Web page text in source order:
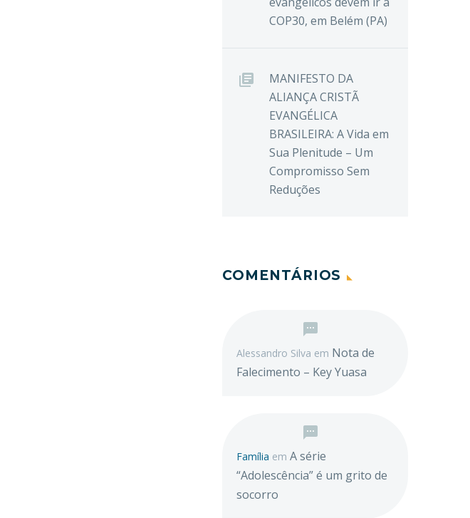
COP30, em Belém (PA)
MANIFESTO DA
ALIANÇA CRISTÃ
EVANGÉLICA
BRASILEIRA: A Vida em
Sua Plenitude – Um
Compromisso Sem
Reduções
COMENTÁRIOS
Alessandro Silva em Nota de
Falecimento – Key Yuasa
Família em A série
“Adolescência” é um grito de
socorro